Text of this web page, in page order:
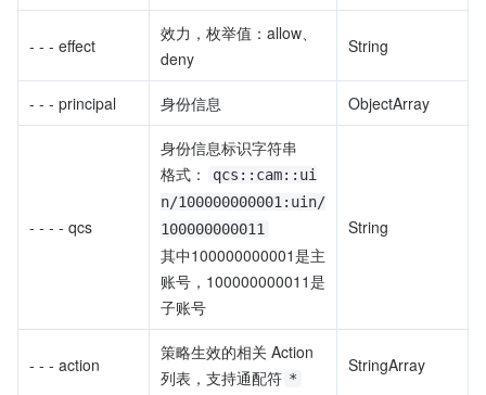
- - - effect
效力，枚举值：allow、
deny
String
- - - principal 身份信息 ObjectArray
- - - - qcs
身份信息标识字符串
格式：
qcs::cam::ui
n/100000000001:uin/
100000000011
其中100000000001是主
账号，100000000011是
子账号
String
- - - action
策略生效的相关 Action
列表，支持通配符 *
StringArray